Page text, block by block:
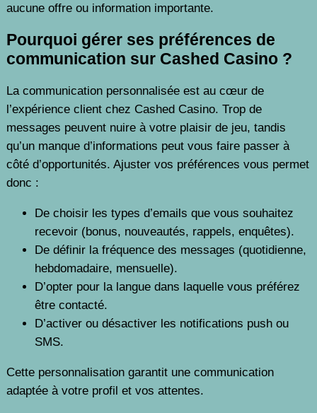
aucune offre ou information importante.
Pourquoi gérer ses préférences de
communication sur Cashed Casino ?
La communication personnalisée est au cœur de
l’expérience client chez Cashed Casino. Trop de
messages peuvent nuire à votre plaisir de jeu, tandis
qu’un manque d’informations peut vous faire passer à
côté d’opportunités. Ajuster vos préférences vous permet
donc :
De choisir les types d’emails que vous souhaitez
recevoir (bonus, nouveautés, rappels, enquêtes).
De définir la fréquence des messages (quotidienne,
hebdomadaire, mensuelle).
D’opter pour la langue dans laquelle vous préférez
être contacté.
D’activer ou désactiver les notifications push ou
SMS.
Cette personnalisation garantit une communication
adaptée à votre profil et vos attentes.